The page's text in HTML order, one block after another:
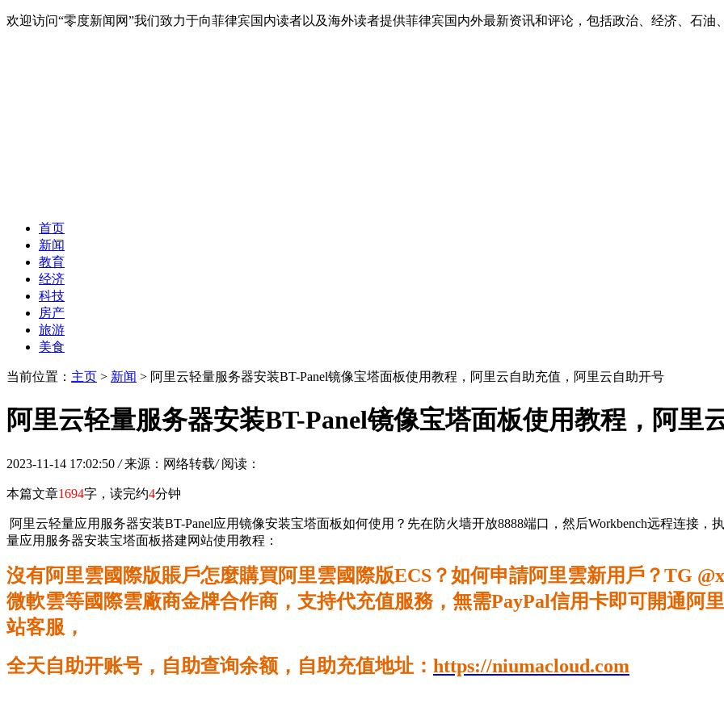
欢迎访问“零度新闻网”我们致力于向菲律宾国内读者以及海外读者提供菲律宾国内外最新资讯和评论，包括政治、经济、石油
首页
新闻
教育
经济
科技
房产
旅游
美食
当前位置： 主页 > 新闻 > 阿里云轻量服务器安装BT-Panel镜像宝塔面板使用教程，阿里云自助充值，阿里云自助开号
阿里云轻量服务器安装BT-Panel镜像宝塔面板使用教程，阿里
2023-11-14 17:02:50 / 来源：网络转载/ 阅读：
本篇文章1694字，读完约4分钟
阿里云轻量应用服务器安装BT-Panel应用镜像安装宝塔面板如何使用？先在防火墙开放8888端口，然后Workbench远程连接
量应用服务器安装宝塔面板搭建网站使用教程：
沒有阿里雲國際版賬戶怎麼購買阿里雲國際版ECS？如何申請阿里雲新用戶？TG
微軟雲等國際雲廠商金牌合作商，支持代充值服務，無需PayPal信用卡即可開通阿
站客服，
全天自助开账号，自助查询余额，自助充值地址： https://niumacloud.com